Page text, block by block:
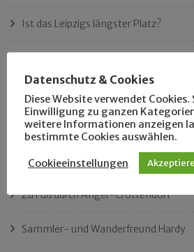
Ist das Leipzigs längster Platz?
Das neue Eutritzsch-Buch
Der Leipziger Schmiedetag von 1904
Rennfahrer in Schönefeld und
Zu Fuß durch Anger-Crottendorf
Sammler- und Wanderfreund Hardy
Datenschutz & Cookies
Diese Website verwendet Cookies.
Einwilligung zu ganzen
weitere Informationen anzeigen
bestimmte Cookies auswählen.
Cookieeinstellungen